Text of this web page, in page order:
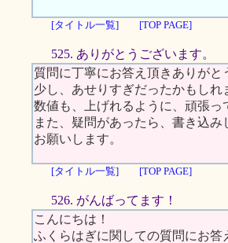
[タイトル一覧] [TOP PAGE]
525. ありがとうございます。
質問に丁寧にお答え頂きありがと
少し、あせりすぎだったかもしれ
数値も、上げれるように、頑張っ
また、疑問があったら、書き込み
お願いします。
[タイトル一覧] [TOP PAGE]
526. がんばってます！
こんにちは！
ふくらはぎに関しての質問にお答